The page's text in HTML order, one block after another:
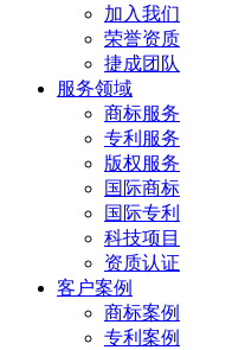
加入我们
荣誉资质
捷成团队
服务领域
商标服务
专利服务
版权服务
国际商标
国际专利
科技项目
资质认证
客户案例
商标案例
专利案例